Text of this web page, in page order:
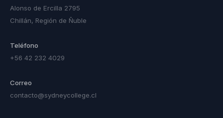
Alonso de Ercilla 2795
Chillán, Región de Ñuble
Teléfono
+56 42 232 4029
Correo
contacto@sydneycollege.cl